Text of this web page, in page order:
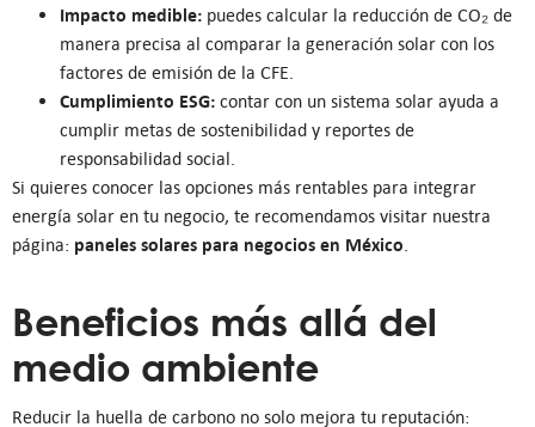
Impacto medible: puedes calcular la reducción de CO₂ de
manera precisa al comparar la generación solar con los
factores de emisión de la CFE.
Cumplimiento ESG: contar con un sistema solar ayuda a
cumplir metas de sostenibilidad y reportes de
responsabilidad social.
Si quieres conocer las opciones más rentables para integrar
energía solar en tu negocio, te recomendamos visitar nuestra
página: paneles solares para negocios en México
Beneficios más allá del
medio ambiente
Reducir la huella de carbono no solo mejora tu reputación: